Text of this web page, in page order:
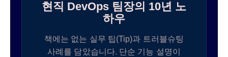
현직 DevOps 팀장의 10년 노
하우
책에는 없는 실무 팁(Tip)과 트러블슈팅
사례를 담았습니다. 단순 기능 설명이